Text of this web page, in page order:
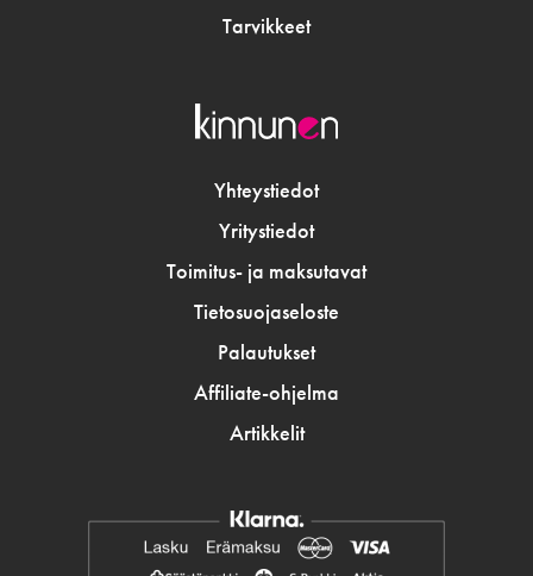
Tarvikkeet
Yhteystiedot
Yritystiedot
Toimitus- ja maksutavat
Tietosuojaseloste
Palautukset
Affiliate-ohjelma
Artikkelit